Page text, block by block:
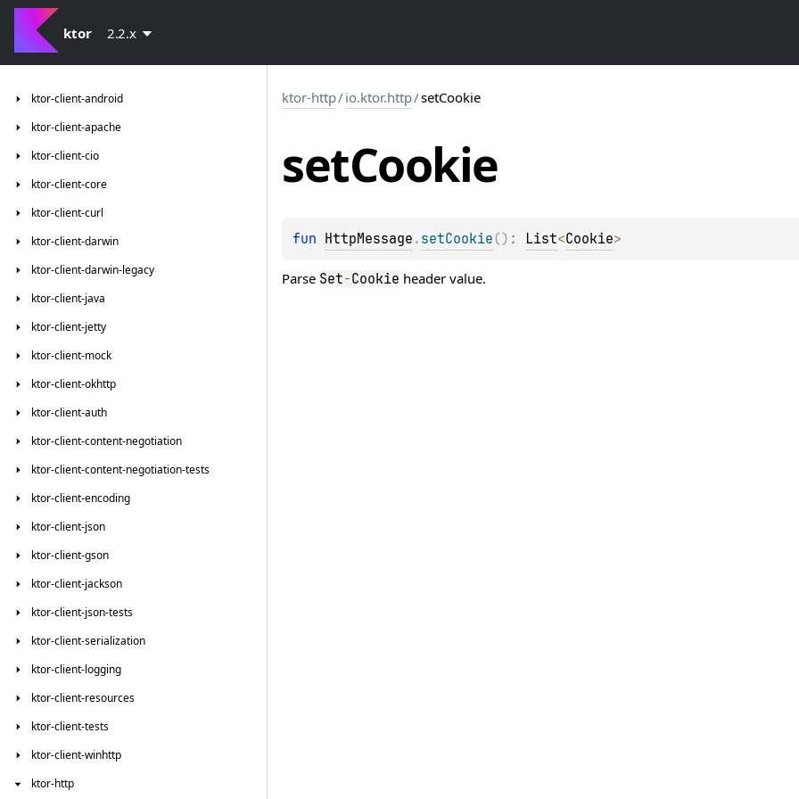
ktor 2.2.x
ktor-client-android
ktor-client-apache
ktor-client-cio
ktor-client-core
ktor-client-curl
ktor-client-darwin
ktor-client-darwin-legacy
ktor-client-java
ktor-client-jetty
ktor-client-mock
ktor-client-okhttp
ktor-client-auth
ktor-client-content-negotiation
ktor-client-content-negotiation-tests
ktor-client-encoding
ktor-client-json
ktor-client-gson
ktor-client-jackson
ktor-client-json-tests
ktor-client-serialization
ktor-client-logging
ktor-client-resources
ktor-client-tests
ktor-client-winhttp
ktor-http
ktor-http/io.ktor.http/setCookie
setCookie
fun HttpMessage . setCookie ( ) : List<Cookie>
Parse Set-Cookie header value.